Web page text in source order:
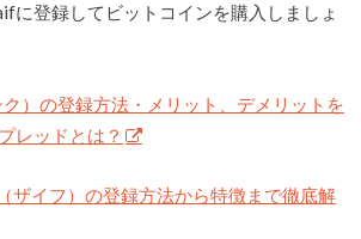
に登録してビットコインを購入しましょ
）の登録方法・メリット、デメリットを
レッドとは？
ザイフ）の登録方法から特徴まで徹底解